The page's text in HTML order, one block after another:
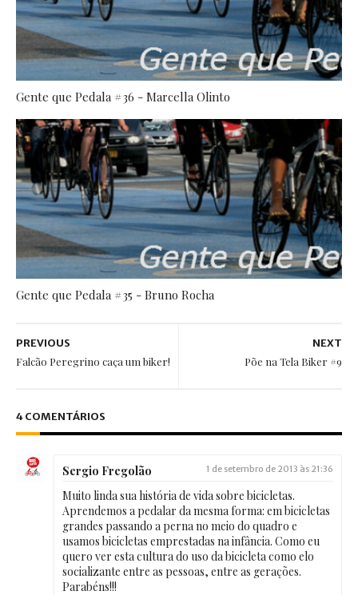
Gente que Pedala #36 - Marcella Olinto
Gente que Pedala #35 - Bruno Rocha
NEXT
Põe na Tela Biker #9
PREVIOUS
Falcão Peregrino caça um biker!
4 COMENTÁRIOS
Sergio Fregolão 1 de setembro de 2013 às 21:36
Muito linda sua história de vida sobre bicicletas.
Aprendemos a pedalar da mesma forma: em bicicletas
grandes passando a perna no meio do quadro e
usamos bicicletas emprestadas na infância. Como eu
quero ver esta cultura do uso da bicicleta como elo
socializante entre as pessoas, entre as gerações.
Parabéns!!!